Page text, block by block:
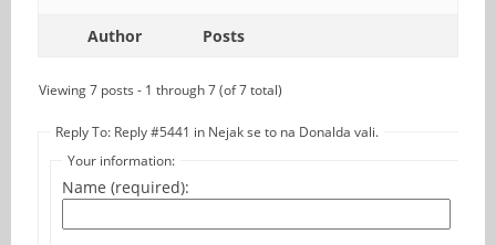
Author Posts
Viewing 7 posts - 1 through 7 (of 7 total)
Reply To: Reply #5441 in Nejak se to na Donalda vali.
Your information:
Name (required):